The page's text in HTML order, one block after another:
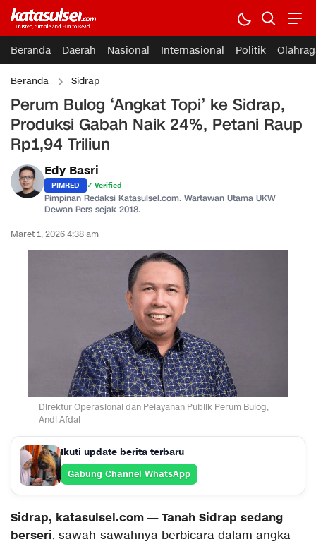
Beranda Daerah Nasional Internasional Politik
Beranda Sidrap
Perum Bulog ‘Angkat Topi’ ke Sidrap,
Produksi Gabah Naik 24%, Petani Raup
Rp1,94 Triliun
Edy Basri
PIMRED ✓ Verified
Pimpinan Redaksi Katasulsel.com. Wartawan Utama UKW
Dewan Pers sejak 2018.
Maret 1, 2026 4:38 am
Direktur Operasional dan Pelayanan Publik Perum Bulog,
Andi Afdal
Ikuti update berita terbaru
Gabung Channel WhatsApp
Sidrap, katasulsel.com —Tanah Sidrap sedang
berseri, sawah-sawahnya berbicara dalam angka